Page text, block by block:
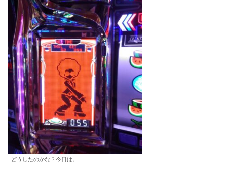
どうしたのかな？今日は。